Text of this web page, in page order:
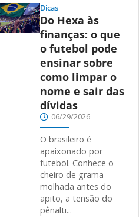
Dicas
Do Hexa às
finanças: o que
o futebol pode
ensinar sobre
como limpar o
nome e sair das
dívidas
06/29/2026
O brasileiro é
apaixonado por
futebol. Conhece o
cheiro de grama
molhada antes do
apito, a tensão do
pênalti...